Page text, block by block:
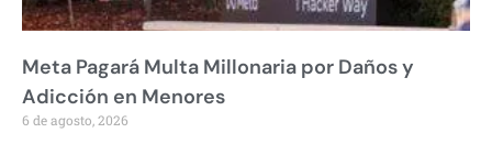
Meta Pagará Multa Millonaria por Daños y
Adicción en Menores
6 de agosto, 2026